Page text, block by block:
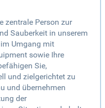
zentrale Person zur
Sauberkeit in unserem
Umgang mit
sowie Ihre
Sie,
und zielgerichtet zu
und übernehmen
der